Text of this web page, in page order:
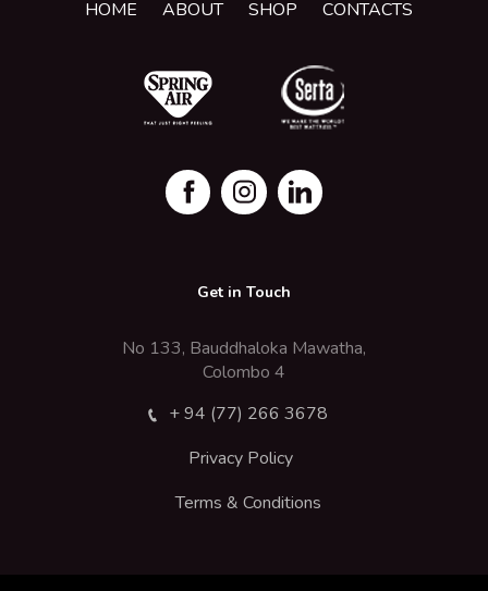
HOME ABOUT SHOP CONTACTS
Get in Touch
No 133, Bauddhaloka Mawatha,
Colombo 4
+ 94 (77) 266 3678
Privacy Policy
Terms & Conditions